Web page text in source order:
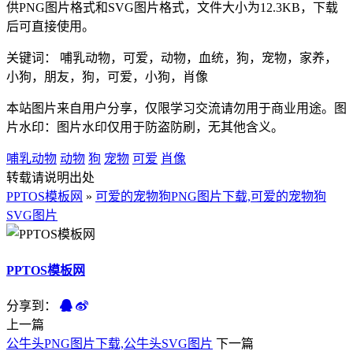
供PNG图片格式和SVG图片格式，文件大小为12.3KB，下载
后可直接使用。
关键词： 哺乳动物，可爱，动物，血统，狗，宠物，家养，
小狗，朋友，狗，可爱，小狗，肖像
本站图片来自用户分享，仅限学习交流请勿用于商业用途。图
片水印：图片水印仅用于防盗防刷，无其他含义。
哺乳动物 动物 狗 宠物 可爱 肖像
转载请说明出处
PPTOS模板网 » 可爱的宠物狗PNG图片下载,可爱的宠物狗
SVG图片
PPTOS模板网
分享到：
上一篇
公牛头PNG图片下载,公牛头SVG图片 下一篇